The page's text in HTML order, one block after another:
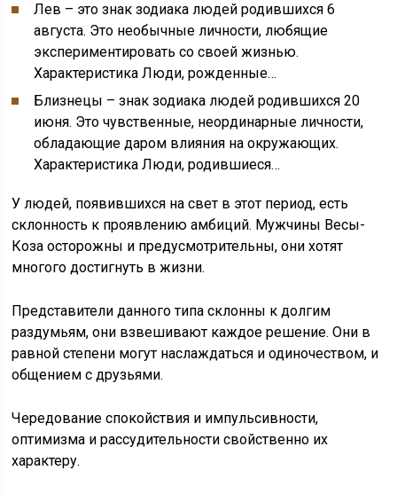
Лев – это знак зодиака людей родившихся 6
августа. Это необычные личности, любящие
экспериментировать со своей жизнью.
Характеристика Люди, рожденные…
Близнецы – знак зодиака людей родившихся 20
июня. Это чувственные, неординарные личности,
обладающие даром влияния на окружающих.
Характеристика Люди, родившиеся…
У людей, появившихся на свет в этот период, есть
склонность к проявлению амбиций. Мужчины Весы-
Коза осторожны и предусмотрительны, они хотят
многого достигнуть в жизни.
Представители данного типа склонны к долгим
раздумьям, они взвешивают каждое решение. Они в
равной степени могут наслаждаться и одиночеством, и
общением с друзьями.
Чередование спокойствия и импульсивности,
оптимизма и рассудительности свойственно их
характеру.